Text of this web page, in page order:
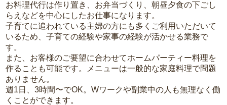
お料理代行は作り置き、お弁当づくり、朝昼夕食の下ごし
らえなどを中心にしたお仕事になります。
子育てに追われている主婦の方にも多くご利用いただいて
いるため、子育ての経験や家事の経験が活かせる業務で
す。
また、お客様のご要望に合わせてホームパーティー料理を
作ることも可能です。メニューは一般的な家庭料理で問題
ありません。
週1日、3時間〜でOK。Wワークや副業中の人も無理なく働
くことができます。